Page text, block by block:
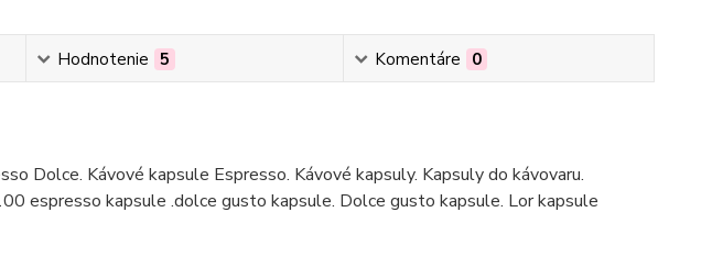
Hodnotenie 5 Komentáre 0
Dolce. Kávové kapsule Espresso. Kávové kapsuly. Kapsuly do kávovaru.
espresso kapsule .dolce gusto kapsule. Dolce gusto kapsule. Lor kapsule